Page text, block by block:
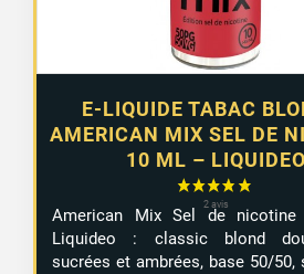
E-LIQUIDE TABAC
AMERICAN MIX SEL DE
10 ML – LIQUIDEO
American Mix Sel de
Liquideo : classic blond
sucrées et ambrées, base 50/50,